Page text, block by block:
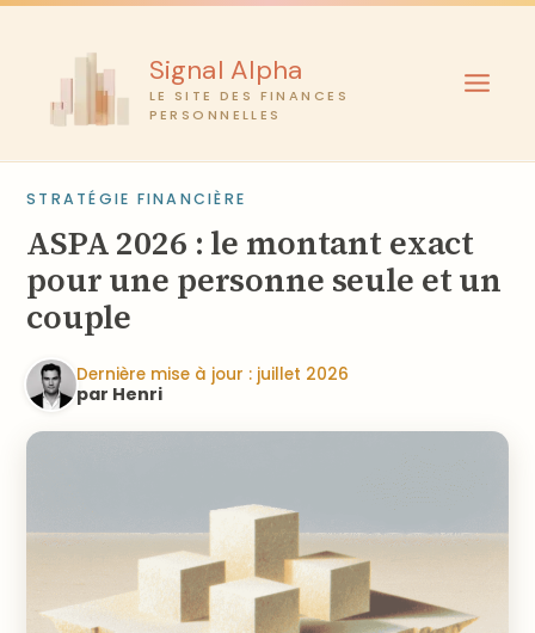
Aller
Signal Alpha
LE SITE DES FINANCES
PERSONNELLES
STRATÉGIE FINANCIÈRE
ASPA 2026 : le montant exact
pour une personne seule et un
couple
Dernière mise à jour : juillet 2026
par Henri